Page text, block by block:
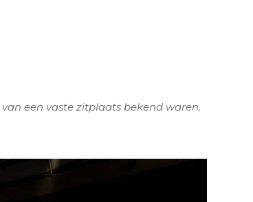
een vaste zitplaats bekend waren.